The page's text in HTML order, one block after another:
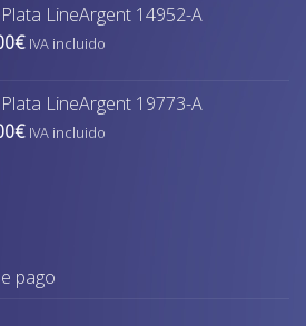
es:
70,00€.
LineArgent 14952-A
€El
es:
70,00€.
IVA incluido
LineArgent 19773-A
€ElIVA incluido
pago